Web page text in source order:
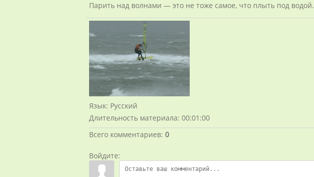
Парить над волнами — это не тоже самое, что плыть под водой.
Язык: Русский
Длительность материала: 00:01:00
Всего комментариев: 0
Войдите: